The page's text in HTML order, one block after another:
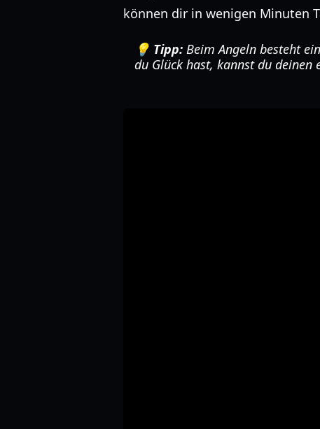
können dir in wenigen Minuten
💡 Tipp: Beim Angeln besteht
du Glück hast, kannst du deinen